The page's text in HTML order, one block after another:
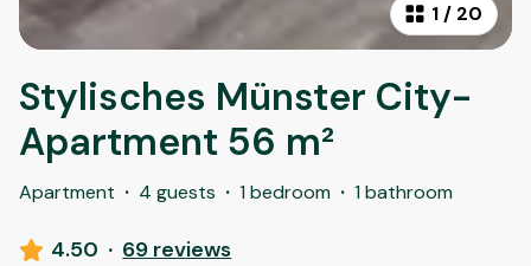
1 / 20
Stylisches Münster City-
Apartment 56 m²
Apartment · 4 guests · 1 bedroom · 1 bathroom
4.50 · 69 reviews